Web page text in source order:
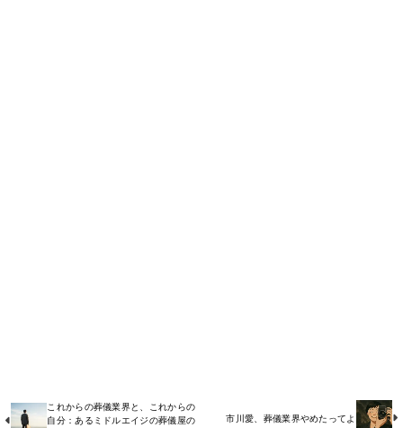
これからの葬儀業界と、これからの
自分：あるミドルエイジの葬儀屋の
市川愛、葬儀業界やめたってよ